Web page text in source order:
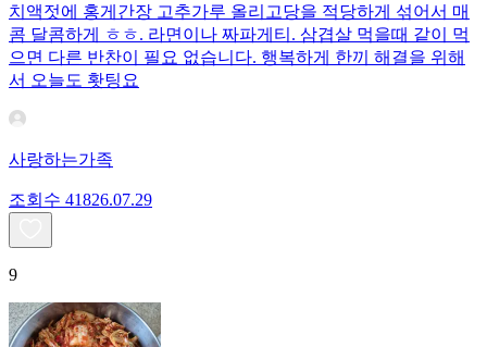
치액젓에 홍게간장 고추가루 올리고당을 적당하게 섞어서 매
콤 달콤하게 ㅎㅎ. 라면이나 짜파게티. 삼겹살 먹을때 같이 먹
으면 다른 반찬이 필요 없습니다. 행복하게 한끼 해결을 위해
서 오늘도 홧팅요
사랑하는가족
조회수 41826.07.29
9